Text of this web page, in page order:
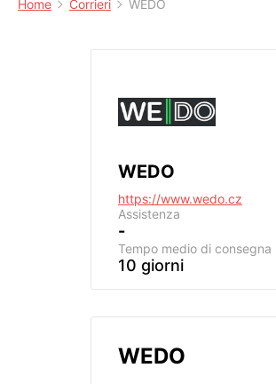
Home Corrieri WEDO
WEDO
https://www.wedo.cz
Assistenza
-
Tempo medio di consegna
10 giorni
WEDO